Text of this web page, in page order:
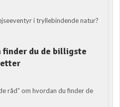
i tryllebindende natur?
finder du de billigste
råd” om hvordan du finder de